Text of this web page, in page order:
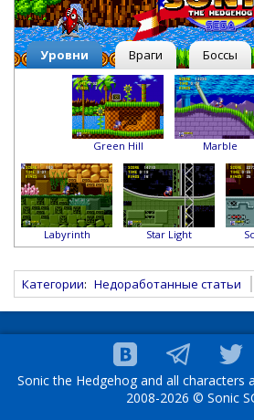
Уровни Враги Боссы
Green Hill Marble
Labyrinth Star Light
Категории: Недоработанные статьи
Sonic the Hedgehog and all characters
2008-2026 © Sonic